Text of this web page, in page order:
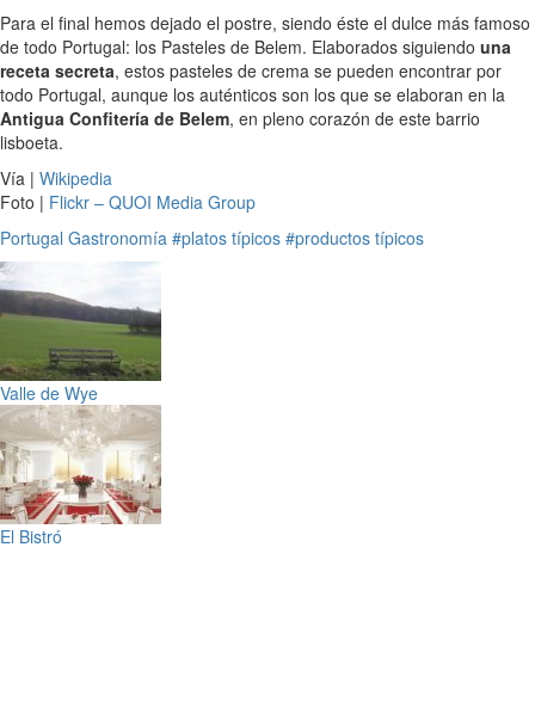
Para el final hemos dejado el postre, siendo éste el dulce más famoso
de todo Portugal: los Pasteles de Belem. Elaborados siguiendo una
receta secreta, estos pasteles de crema se pueden encontrar por
todo Portugal, aunque los auténticos son los que se elaboran en la
Antigua Confitería de Belem, en pleno corazón de este barrio
lisboeta.
Vía | Wikipedia
Foto | Flickr – QUOI Media Group
Portugal Gastronomía #platos típicos #productos típicos
Valle de Wye
El Bistró